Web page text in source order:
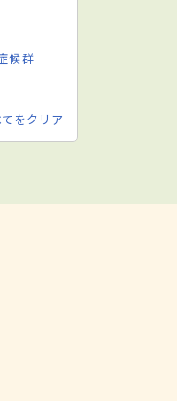
候群
てをクリア